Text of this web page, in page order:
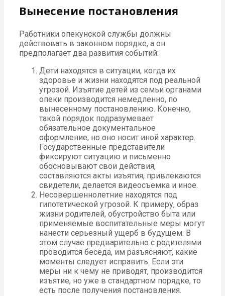
Вынесение постановления
Работники опекунской службы должны
действовать в законном порядке, а он
предполагает два развития событий:
Дети находятся в ситуации, когда их
здоровье и жизни находятся под реальной
угрозой. Изъятие детей из семьи органами
опеки производится немедленно, по
вынесенному постановлению. Конечно,
такой порядок подразумевает
обязательное документальное
оформление, но оно носит иной характер.
Государственные представители
фиксируют ситуацию и письменно
обосновывают свои действия,
составляются акты изъятия, привлекаются
свидетели, делается видеосъемка и иное.
Несовершеннолетние находятся под
гипотетической угрозой. К примеру, образ
жизни родителей, обустройство быта или
применяемые воспитательные меры могут
нанести серьезный ущерб в будущем. В
этом случае предварительно с родителями
проводится беседа, им разъясняют, какие
моменты следует исправить. Если эти
меры ни к чему не приводят, производится
изъятие, но уже в стандартном порядке, то
есть после получения постановления.